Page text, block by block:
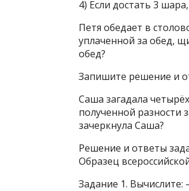
4) Если достать 3
Петя обедает в
уплаченной за обед,
обед?
Запишите решение и
Саша загадала
полученной разности
зачеркнула Саша?
Решение и ответы
Образец
Задание 1. Вычислите: